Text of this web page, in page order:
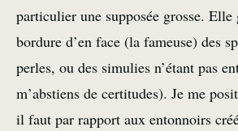
particulier une supposée grosse. Elle
bordure d’en face (la fameuse) des
perles, ou des simulies n’étant pas
m’abstiens de certitudes). Je me
il faut par rapport aux entonnoirs